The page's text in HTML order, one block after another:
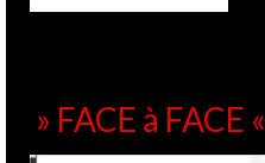
» FACE à FACE «